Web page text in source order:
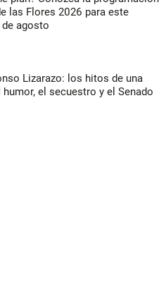
las Flores 2026 para este
agosto
Lizarazo: los hitos de una
humor, el secuestro y el Senado